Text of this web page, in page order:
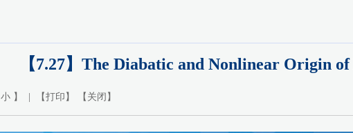
【7.27】The Diabatic and Nonlinear Origin
小 】 | 【打印 】 【 关闭 】